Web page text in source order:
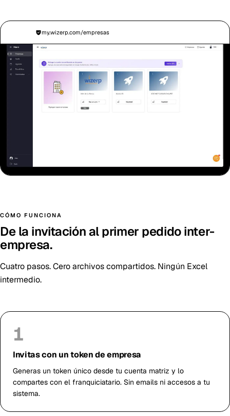
my.wizerp.com/empresas
CÓMO FUNCIONA
De la invitación al primer pedido inter-
empresa.
Cuatro pasos. Cero archivos compartidos. Ningún Excel
intermedio.
1
Invitas con un token de empresa
Generas un token único desde tu cuenta matriz y lo
compartes con el franquiciatario. Sin emails ni accesos a tu
sistema.